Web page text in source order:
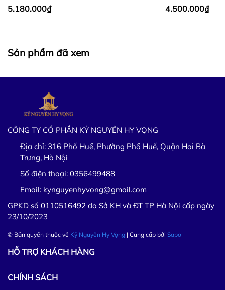
5.180.000₫ 4.500.000₫
Sản phẩm đã xem
CÔNG TY CỔ PHẦN KỶ NGUYÊN HY VỌNG
Địa chỉ: 316 Phố Huế, Phường Phố Huế, Quận Hai Bà
Trưng, Hà Nội
Số điện thoại: 0356499488
Email: kynguyenhyvong@gmail.com
GPKD số 0110516492 do Sở KH và ĐT TP Hà Nội cấp ngày
23/10/2023
© Bản quyền thuộc về Kỷ Nguyên Hy Vọng | Cung cấp bởi Sapo
HỖ TRỢ KHÁCH HÀNG
CHÍNH SÁCH